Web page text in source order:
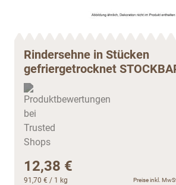
Rindersehne in Stücken
gefriergetrocknet
12,38 €
91,70 € / 1 kg Preise inkl.